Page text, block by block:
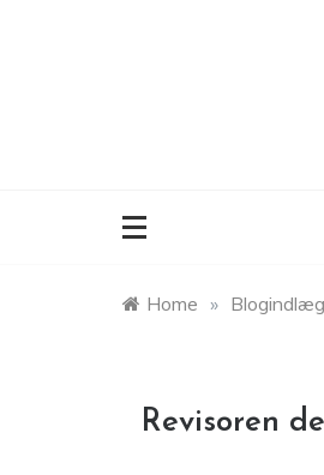
Home » Blogindlæg
Revisoren